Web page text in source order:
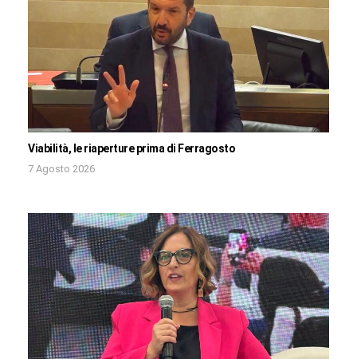
Viabilità, le riaperture prima di Ferragosto
7 Agosto 2026